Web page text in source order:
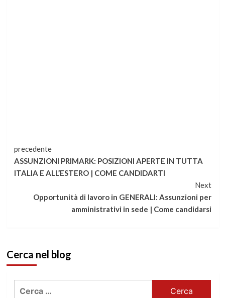
Continua
a
leggere
precedente
ASSUNZIONI PRIMARK: POSIZIONI APERTE IN TUTTA
ITALIA E ALL’ESTERO | COME CANDIDARTI
Next
Opportunità di lavoro in GENERALI: Assunzioni per
amministrativi in sede | Come candidarsi
Cerca nel blog